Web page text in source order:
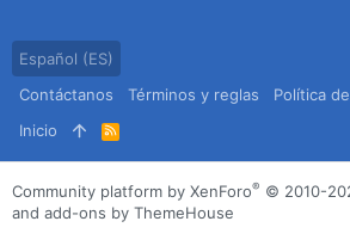
Español (ES)
Contáctanos
Términos y reglas Política
Inicio
R
S
S
Community platform by XenForo® © 2010-
and add-ons by ThemeHouse